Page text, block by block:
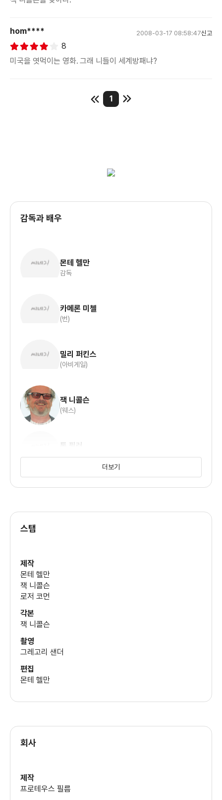
hom**** 2008-03-17 08:58:47신고
8
미국을 엿먹이는 영화. 그래 니들이 세계방패냐?
1
감독과 배우
몬테 헬만
감독
카메론 미첼
(번)
밀리 퍼킨스
(아비게일)
잭 니콜슨
(웨스)
톰 필러
(오티스)
더보기
스탭
제작
몬테 헬만
잭 니콜슨
로저 코먼
각본
잭 니콜슨
촬영
그레고리 샌더
편집
몬테 헬만
회사
제작
프로테우스 필름